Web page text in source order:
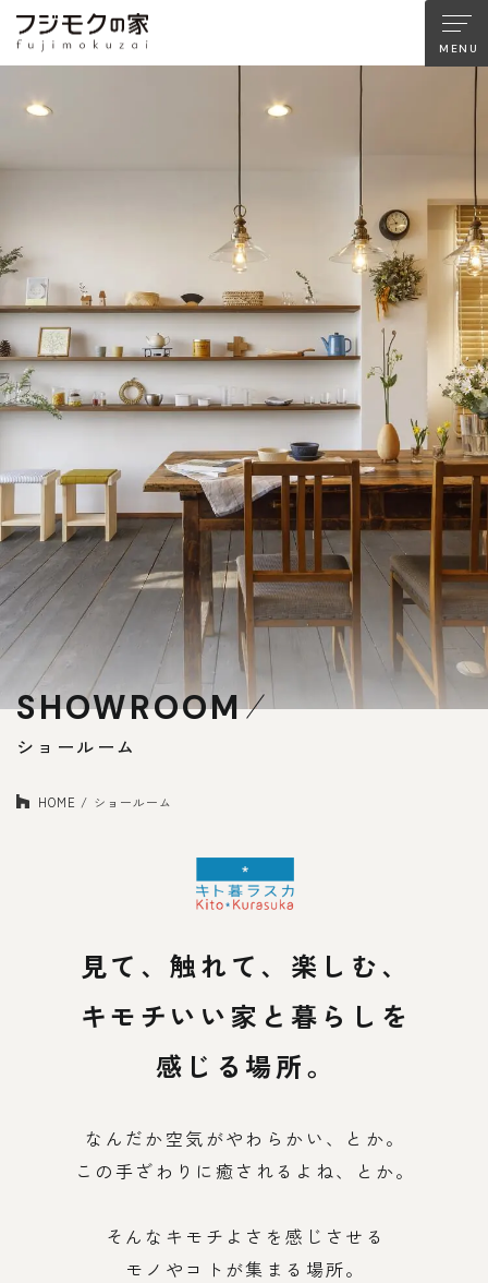
資料請求
REQUEST INFO
お問い合わせ
CONTACT
About FUJIMOKU’S HOUSE
設計とデザイン
フジモクのリノベーション
Company
会社情報
スタッフ紹介
Faq
よくあるご質問
Contact
資料請求・
お問い合わせ
Web magazine
採用情報
Works
施工事例
Interview
住まい手の声
Event
イベント情報
Blog
ブログ
Showroom
ショールーム
SHOWROOM
ショールーム
HOME ショールーム
見て、触れて、楽しむ、
キモチいい家と暮らしを
感じる場所。
なんだか空気がやわらかい、とか。
この手ざわりに癒されるよね、とか。
そんなキモチよさを感じさせる
モノやコトが集まる場所。